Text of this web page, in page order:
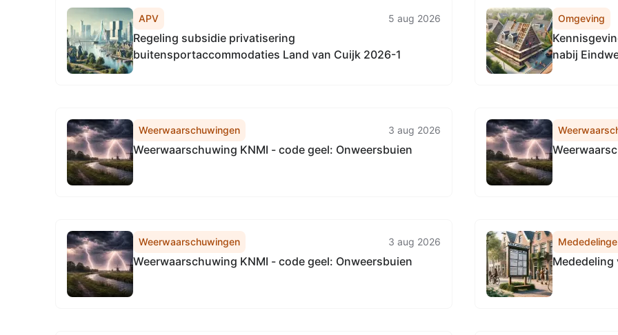
APV 5 aug 2026
Regeling subsidie privatisering
buitensportaccommodaties Land van Cuijk 2026-1
Omgeving
nabij
Weerwaarschuwingen 3 aug 2026
Weerwaarschuwing KNMI - code geel: Onweersbuien
Weerwaarschuwingen 3 aug 2026
Weerwaarschuwing KNMI - code geel: Onweersbuien Mededeling